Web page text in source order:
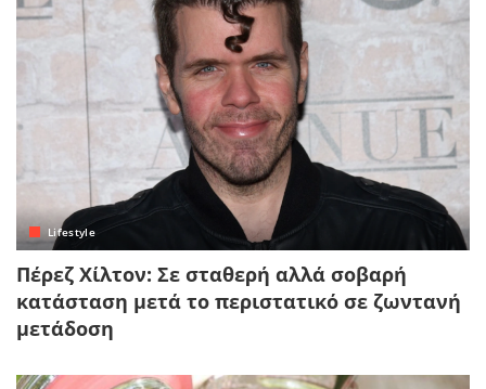
Lifestyle
Πέρεζ Χίλτον: Σε σταθερή αλλά σοβαρή
κατάσταση μετά το περιστατικό σε ζωντανή
μετάδοση